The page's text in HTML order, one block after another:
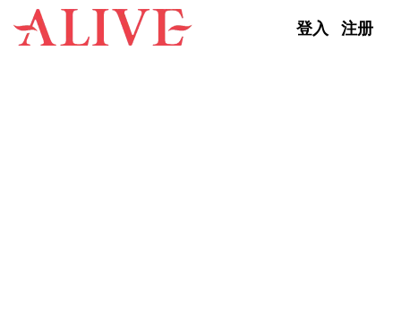
Skip to content
登入 注册